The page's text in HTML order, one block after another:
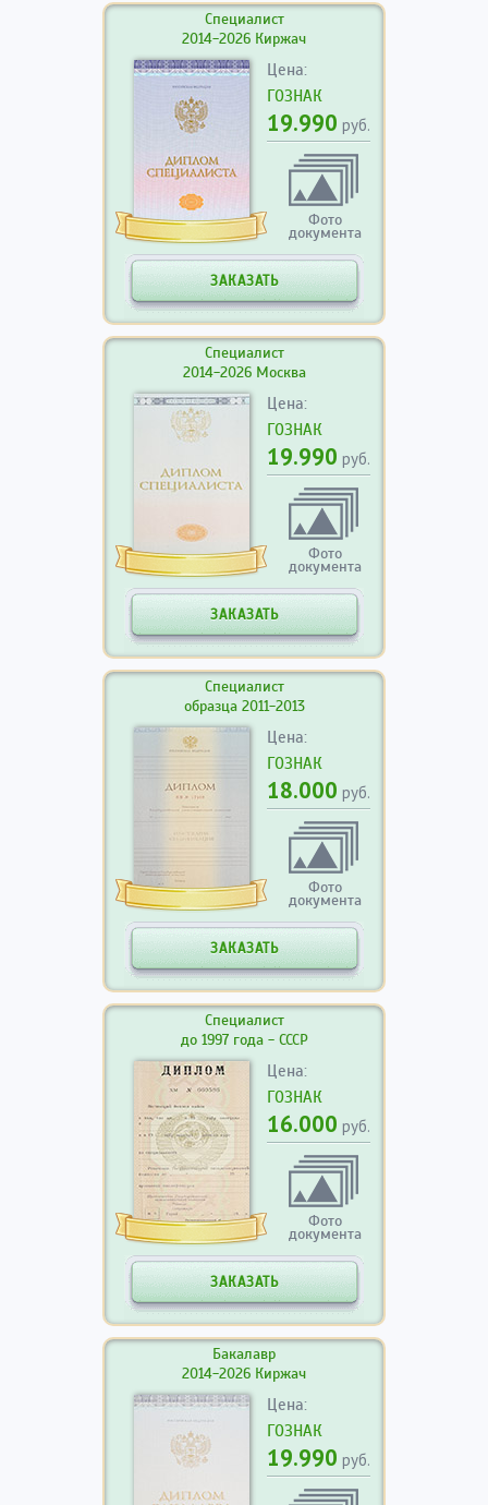
Специалист
2014-2026 Киржач
Цена:
ГОЗНАК
19.990 руб.
Фото
документа
ЗАКАЗАТЬ
Специалист
2014-2026 Москва
Цена:
ГОЗНАК
19.990 руб.
Фото
документа
ЗАКАЗАТЬ
Специалист
образца 2011-2013
Цена:
ГОЗНАК
18.000 руб.
Фото
документа
ЗАКАЗАТЬ
Специалист
до 1997 года - СССР
Цена:
ГОЗНАК
16.000 руб.
Фото
документа
ЗАКАЗАТЬ
Бакалавр
2014-2026 Киржач
Цена:
ГОЗНАК
19.990 руб.